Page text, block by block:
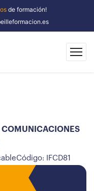
de formación!
COMUNICACIONES
Código: IFCD81